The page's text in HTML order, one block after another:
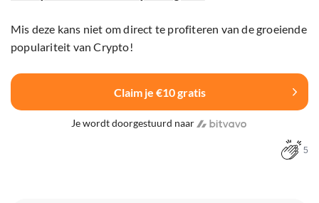
Mis deze kans niet om direct te profiteren van de groeiende
populariteit van Crypto!
Claim je €10 gratis
Je wordt doorgestuurd naar
5